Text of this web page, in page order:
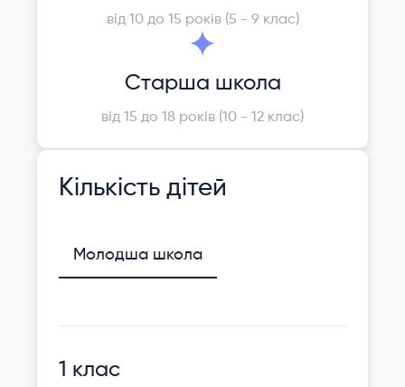
від 10 до 15 років (5 - 9 клас)
Старша школа
від 15 до 18 років (10 - 12 клас)
Кількість дітей
Молодша школа
1 клас